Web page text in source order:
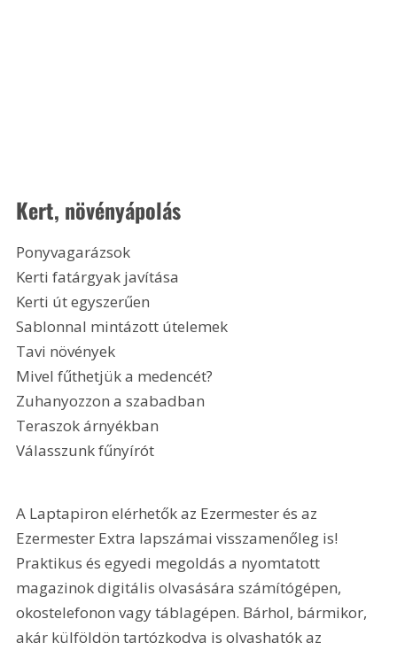
Kert, növényápolás
Ponyvagarázsok
Kerti fatárgyak javítása
Kerti út egyszerűen
Sablonnal mintázott útelemek
Tavi növények
Mivel fűthetjük a medencét?
Zuhanyozzon a szabadban
Teraszok árnyékban
Válasszunk fűnyírót
A Laptapiron elérhetők az Ezermester és az
Ezermester Extra lapszámai visszamenőleg is!
Praktikus és egyedi megoldás a nyomtatott
magazinok digitális olvasására számítógépen,
okostelefonon vagy táblagépen. Bárhol, bármikor,
akár külföldön tartózkodva is olvashatók az